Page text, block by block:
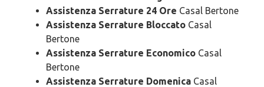
Assistenza Serrature 24 Ore Casal Bertone
Assistenza Serrature Bloccato Casal
Bertone
Assistenza Serrature Economico Casal
Bertone
Assistenza Serrature Domenica Casal